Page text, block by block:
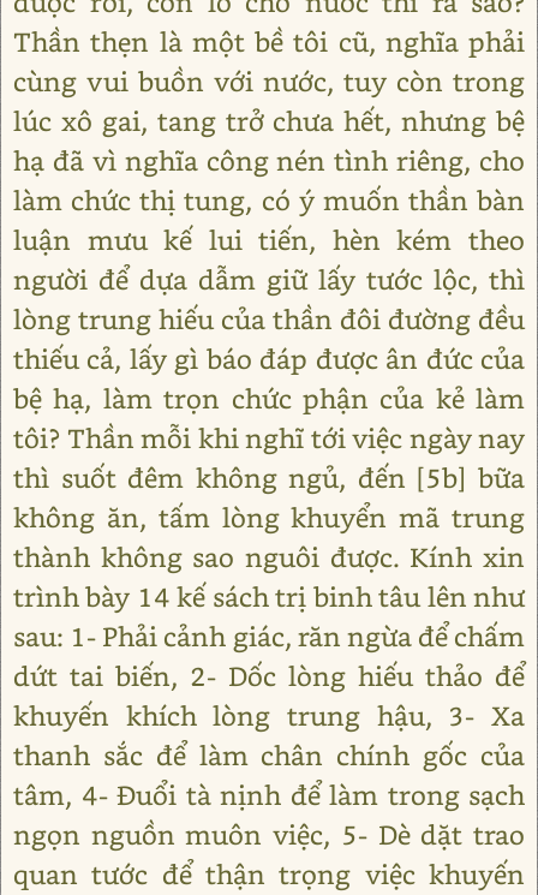
Thần thẹn là một bề tôi cũ, nghĩa phải
cùng vui buồn với nước, tuy còn trong
lúc xô gai, tang trở chưa hết, nhưng bệ
hạ đã vì nghĩa công nén tình riêng, cho
làm chức thị tung, có ý muốn thần bàn
luận mưu kế lui tiến, hèn kém theo
người để dựa dẫm giữ lấy tước lộc, thì
lòng trung hiếu của thần đôi đường đều
thiếu cả, lấy gì báo đáp được ân đức của
bệ hạ, làm trọn chức phận của kẻ làm
tôi? Thần mỗi khi nghĩ tới việc ngày nay
thì suốt đêm không ngủ, đến [5b] bữa
không ăn, tấm lòng khuyển mã trung
thành không sao nguôi được. Kính xin
trình bày 14 kế sách trị binh tâu lên như
sau: 1- Phải cảnh giác, răn ngừa để chấm
dứt tai biến, 2- Dốc lòng hiếu thảo để
khuyến khích lòng trung hậu, 3- Xa
thanh sắc để làm chân chính gốc của
tâm, 4- Đuổi tà nịnh để làm trong sạch
ngọn nguồn muôn việc, 5- Dè dặt trao
quan tước để thận trọng việc khuyến